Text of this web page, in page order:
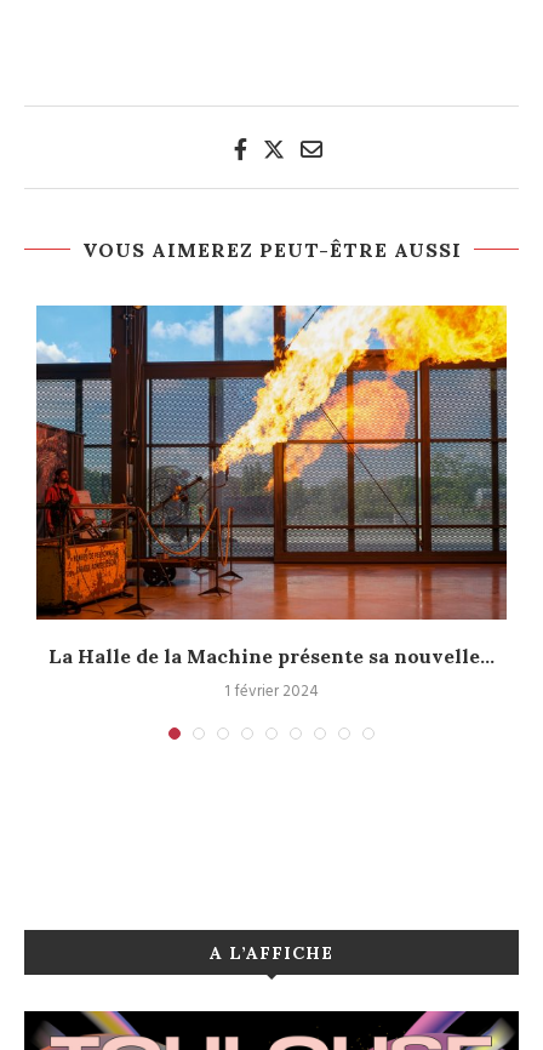
VOUS AIMEREZ PEUT-ÊTRE AUSSI
La Halle de la Machine présente sa nouvelle...
1 février 2024
A L’AFFICHE